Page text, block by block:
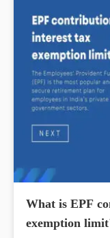
What is EPF
exemption